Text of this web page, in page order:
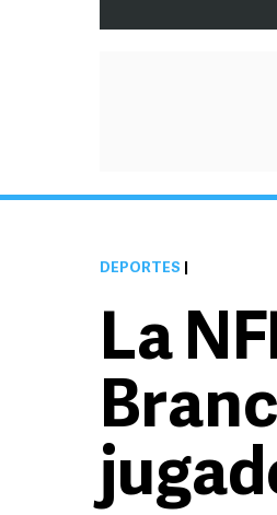
DEPORTES
La